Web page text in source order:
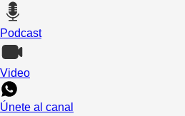
Podcast
Video
Únete al canal